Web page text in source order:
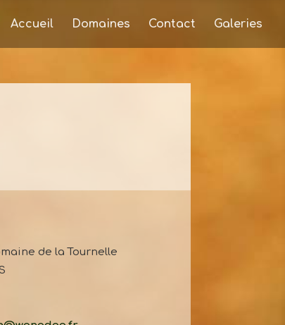
Accueil Domaines Contact Galeries
de la Tournelle